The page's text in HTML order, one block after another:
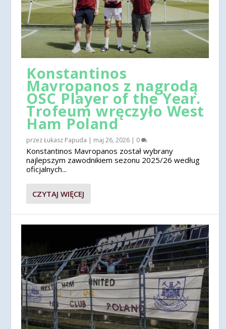
Konstantinos
Mavropanos z nagrodą
OSC Player of the Year.
Trofeum wręczyło West
Ham Poland
przezŁukasz Papuda | maj 26, 2026 | 0
Konstantinos Mavropanos został wybrany
najlepszym zawodnikiem sezonu 2025/26 według
oficjalnych...
CZYTAJ WIĘCEJ